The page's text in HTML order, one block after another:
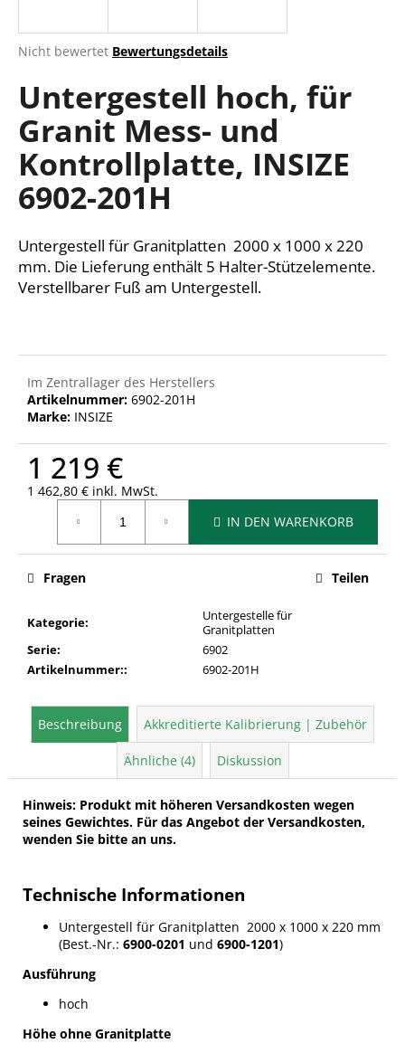
Die
Produktbewertung
ist
0,0
von
5
Sternen.
Nicht bewertet Bewertungsdetails
Untergestell hoch, für
Granit Mess- und
Kontrollplatte, INSIZE
6902-201H
Untergestell für Granitplatten 2000 x 1000 x 220
mm. Die Lieferung enthält 5 Halter-Stützelemente.
Verstellbarer Fuß am Untergestell.
Im Zentrallager des Herstellers
Artikelnummer: 6902-201H
Marke: INSIZE
1 219 €
1 462,80 € inkl. MwSt.
IN DEN WARENKORB
Kategorie:
Untergestelle für
Granitplatten
Serie:
6902
Artikelnummer:: 6902-201H
Fragen Teilen
Beschreibung Akkreditierte Kalibrierung | Zubehör
Ähnliche (4) Diskussion
Hinweis: Produkt mit höheren Versandkosten wegen
seines Gewichtes. Für das Angebot der Versandkosten,
wenden Sie bitte an uns.
Technische Informationen
Untergestell für Granitplatten 2000 x 1000 x 220 mm
(Best.-Nr.: 6900-0201 und 6900-1201)
Ausführung
hoch
Höhe ohne Granitplatte
W
r
e
p
f
e